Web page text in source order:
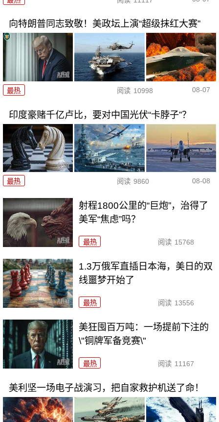
向特朗普同志致敬！美政坛上演“超级抹红大赛”
最热 阅读 10998 08-07
印度豪赌千亿卢比，要对中国光伏“卡脖子”？
最热 阅读 9860 08-08
射程1800公里的“巨炮”，治得了
美军“焦虑”吗？
最热 阅读 15768
1.3万俄军直插日本海，美日的双
线噩梦开始了
最热 阅读 13556
美狂囤百万吨：一场提前下注的
\"铜牌军备竞赛\"
最热 阅读 11167
美利坚一场电子战演习，把自家救护机送了命！